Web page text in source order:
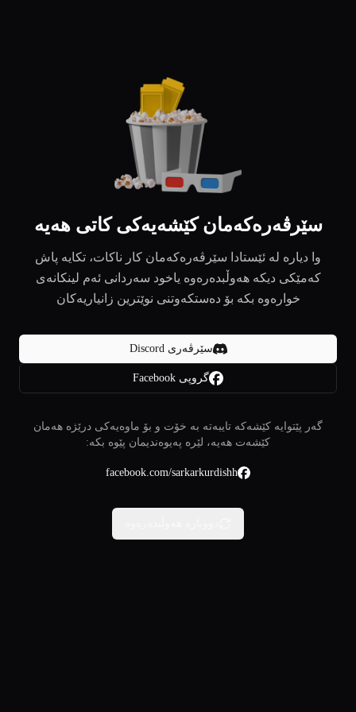
سێرڤەرەکەمان کێشەیەکی کاتی هەیە
وا دیارە لە ئێستادا سێرڤەرەکەمان کار ناکات، تکایە پاش
کەمێکی دیکە هەوڵبدەرەوە یاخود سەردانی ئەم لینکانەی
خوارەوە بکە بۆ دەستکەوتنی نوێترین زانیاریەکان
سێرڤەری Discord
گروپی Facebook
گەر پێتوایە کێشەکە تایبەتە بە خۆت و بۆ ماوەیەکی درێژە هەمان
کێشەت هەیە، لێرە پەیوەندیمان پێوە بکە:
facebook.com/sarkarkurdishh